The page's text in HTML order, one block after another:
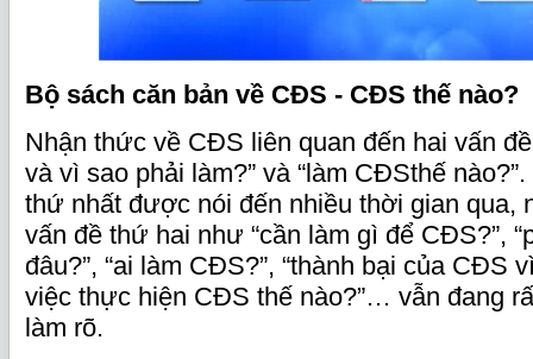
Bộ sách căn bản về CĐS - CĐS thế nào?
Nhận thức về CĐS liên quan đến hai vấn
và vì sao phải làm?” và “làm CĐSthế
thứ nhất được nói đến nhiều thời gian qua,
vấn đề thứ hai như “cần làm gì để CĐS?”,
đâu?”, “ai làm CĐS?”, “thành bại của CĐS
việc thực hiện CĐS thế nào?”… vẫn đang
làm rõ.